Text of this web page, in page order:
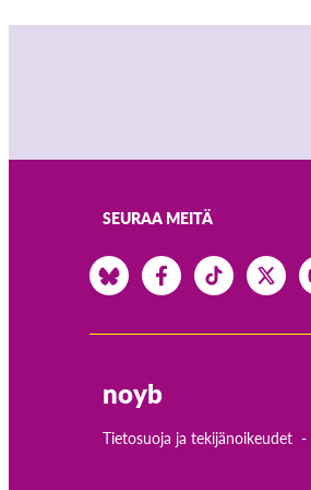
SEURAA MEITÄ
noyb
Tietosuoja ja tekijänoikeudet